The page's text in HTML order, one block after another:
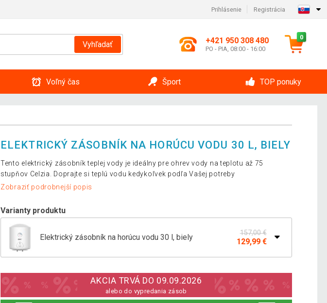
Prihlásenie Registrácia
Vyhľadať +421 950 308 480
PO - PIA, 08:00 - 16:00
0
Voľný čas Šport TOP ponuky
ELEKTRICKÝ ZÁSOBNÍK NA HORÚCU VODU 30 L, BIELY
Tento elektrický zásobník teplej vody je ideálny pre ohrev vody na teplotu až 75
stupňov Celzia. Doprajte si teplú vodu kedykoľvek podľa Vašej potreby
Zobraziť podrobnejší popis
Varianty produktu
Elektrický zásobník na horúcu vodu 30 l, biely 157,00 €
129,99 €
AKCIA TRVÁ DO 09.09.2026
alebo do vypredania zásob